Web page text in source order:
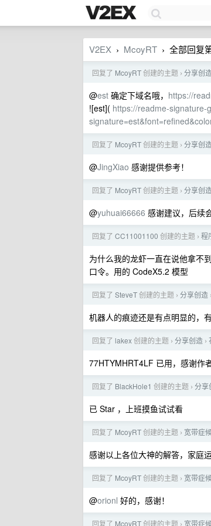
V2EX › McoyRT › 全部回复
回复了 McoyRT创建的主题 › 分享创
@est 确定下域名哦， https://
![est]( https://readme-signature-
回复了 McoyRT创建的主题 › 分享创
@JingXiao 感谢提供参考！
回复了 McoyRT创建的主题 › 分享创
@yuhuai66666 感谢建议，后续
回复了 CC11001100 创建的主题 › 程
为什么我的龙虾一直在说他拿不
口令。用的 CodeX5.2 模型
回复了 SteveT创建的主题 › 分享创造 ›
机器人的痕迹还是有点明显的，
回复了 lakex创建的主题 › 分享创造 ›
77HTYMHRT4LF 已用，感谢作
回复了 BlackHole1 创建的主题 › 分享
已 Star ，上班摸鱼试试看
回复了 McoyRT创建的主题 › 宽带症
感谢以上各位大神的解答，家庭
回复了 McoyRT创建的主题 › 宽带症
@orionl 好的，感谢！
回复了 McoyRT创建的主题 › 宽带症